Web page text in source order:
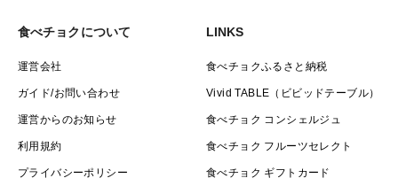
食べチョクについて
運営会社
ガイド/お問い合わせ
運営からのお知らせ
利用規約
プライバシーポリシー
LINKS
食べチョクふるさと納税
Vivid TABLE（ビビッドテーブル）
食べチョク コンシェルジュ
食べチョク フルーツセレクト
食べチョク ギフトカード